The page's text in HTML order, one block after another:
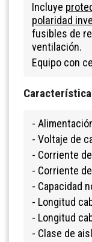
Incluye
polaridad
fusibles de
ventilación.
Equipo con
-
- Voltaje de
- Corriente
- Corriente
- Capacidad
- Longitud
- Longitud
- Clase de